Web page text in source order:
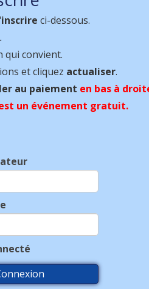
ci-dessous.
qui convient.
et cliquez actualiser.
au paiement en bas à
un événement gratuit.